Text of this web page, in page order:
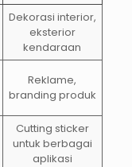
Dekorasi interior,
eksterior
kendaraan
Reklame,
branding produk
Cutting sticker
untuk berbagai
aplikasi